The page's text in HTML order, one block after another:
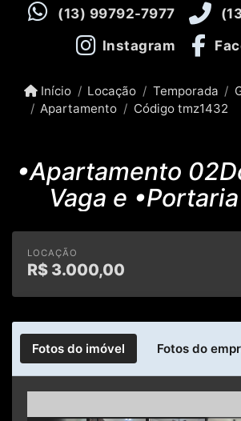
(13) 99792-7977
Instagram
Início Locação Temporada
Apartamento
Código tmz1432
•Apartamento
Vaga e
LOCAÇÃO
R$ 3.000,00
Fotos do imóvel Fotos do